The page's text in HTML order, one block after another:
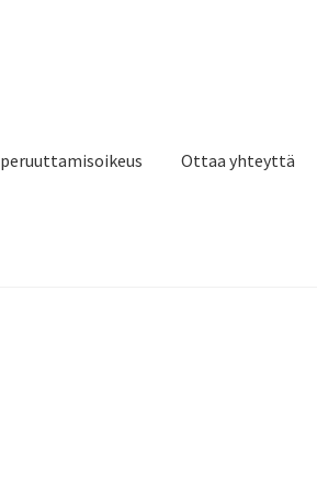
peruuttamisoikeus Ottaa yhteyttä